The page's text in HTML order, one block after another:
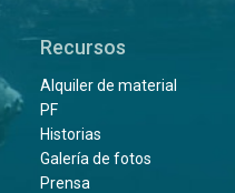
Recursos
Alquiler de material
PF
Historias
Galería de fotos
Prensa